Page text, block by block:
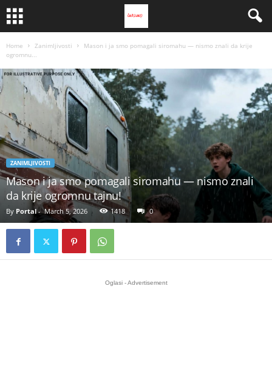
Home Zanimljivosti
Mason i ja smo pomagali siromahu — nismo znali da krije
ogromnu...
ZANIMLJIVOSTI
Mason i ja smo pomagali siromahu — nismo znali
da krije ogromnu tajnu!
By Portal- March 5, 2026 1418 0
Oglasi - Advertisement